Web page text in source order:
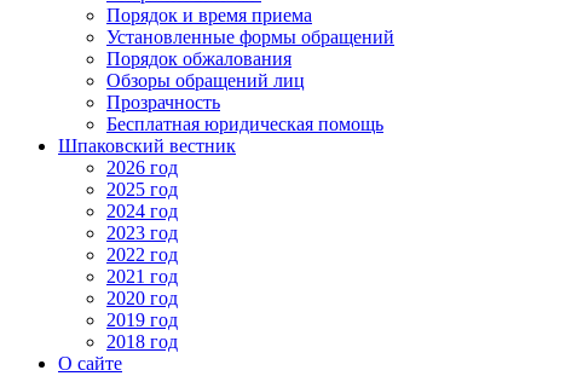
Порядок и время приема
Установленные формы обращений
Порядок обжалования
Обзоры обращений лиц
Прозрачность
Бесплатная юридическая помощь
Шпаковский вестник
2026 год
2025 год
2024 год
2023 год
2022 год
2021 год
2020 год
2019 год
2018 год
О сайте